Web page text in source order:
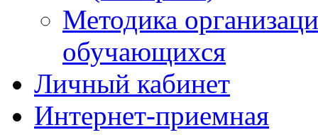
Методика
обучающихся
Личный кабинет
Интернет-приемная